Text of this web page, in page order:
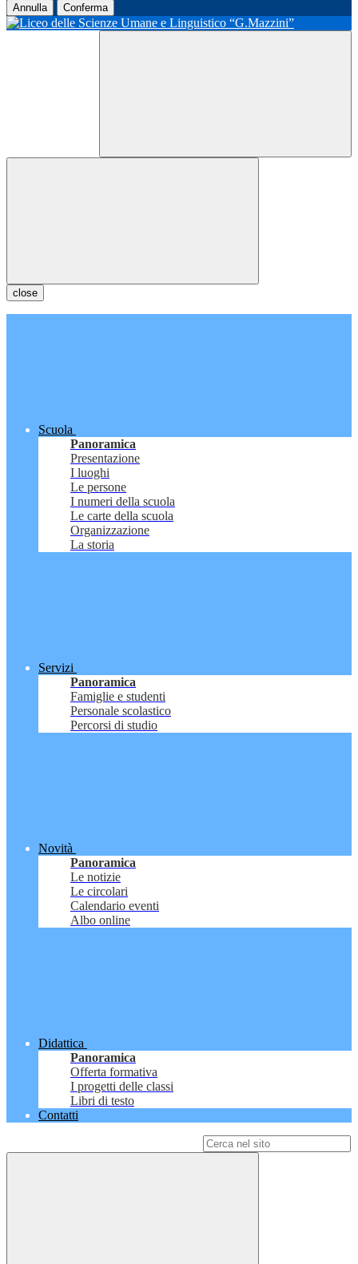
Annulla Conferma
close
Scuola
Panoramica
Presentazione
I luoghi
Le persone
I numeri della scuola
Le carte della scuola
Organizzazione
La storia
Servizi
Panoramica
Famiglie e studenti
Personale scolastico
Percorsi di studio
Novità
Panoramica
Le notizie
Le circolari
Calendario eventi
Albo online
Didattica
Panoramica
Offerta formativa
I progetti delle classi
Libri di testo
Contatti